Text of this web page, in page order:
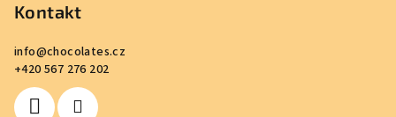
Kontakt
info@chocolates.cz
+420 567 276 202